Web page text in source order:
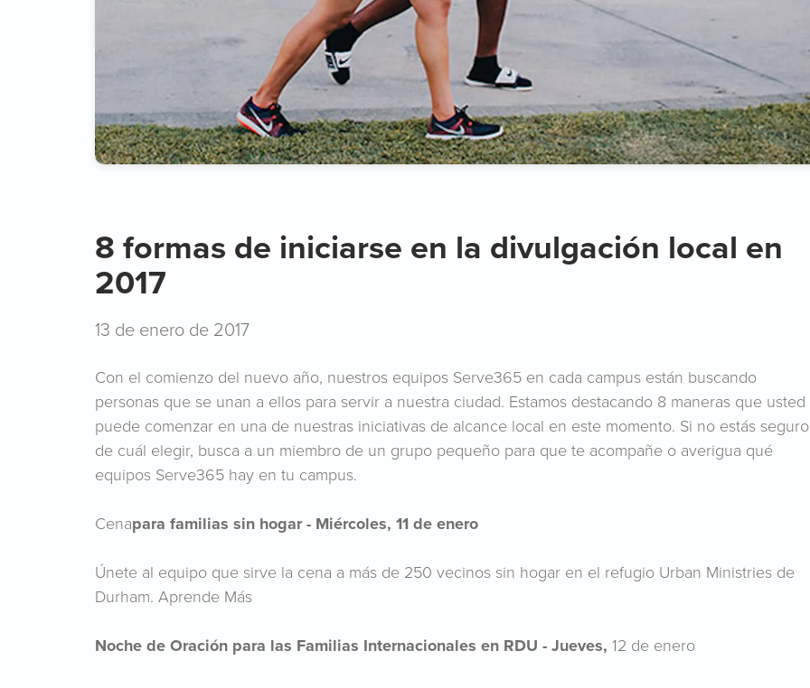
8 formas de iniciarse en la divulgación local en
2017
13 de enero de 2017
Con el comienzo del nuevo año, nuestros equipos Serve365 en cada campus están buscando
personas que se unan a ellos para servir a nuestra ciudad. Estamos destacando 8 maneras que usted
puede comenzar en una de nuestras iniciativas de alcance local en este momento. Si no estás seguro
de cuál elegir, busca a un miembro de un grupo pequeño para que te acompañe o averigua qué
equipos Serve365 hay en tu campus.
Cenapara familias sin hogar - Miércoles, 11 de enero
Únete al equipo que sirve la cena a más de 250 vecinos sin hogar en el refugio Urban Ministries de
Durham. Aprende Más
Noche de Oración para las Familias Internacionales en RDU - Jueves, 12 de enero